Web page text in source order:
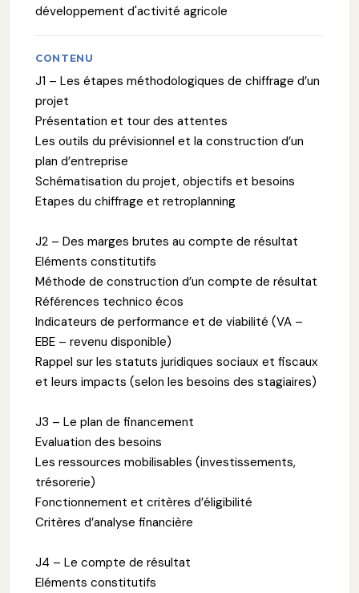
développement d'activité agricole
CONTENU
J1 – Les étapes méthodologiques de chiffrage d’un
projet
Présentation et tour des attentes
Les outils du prévisionnel et la construction d’un
plan d’entreprise
Schématisation du projet, objectifs et besoins
Etapes du chiffrage et retroplanning
J2 – Des marges brutes au compte de résultat
Eléments constitutifs
Méthode de construction d’un compte de résultat
Références technico écos
Indicateurs de performance et de viabilité (VA –
EBE – revenu disponible)
Rappel sur les statuts juridiques sociaux et fiscaux
et leurs impacts (selon les besoins des stagiaires)
J3 – Le plan de financement
Evaluation des besoins
Les ressources mobilisables (investissements,
trésorerie)
Fonctionnement et critères d’éligibilité
Critères d’analyse financière
J4 – Le compte de résultat
Eléments constitutifs